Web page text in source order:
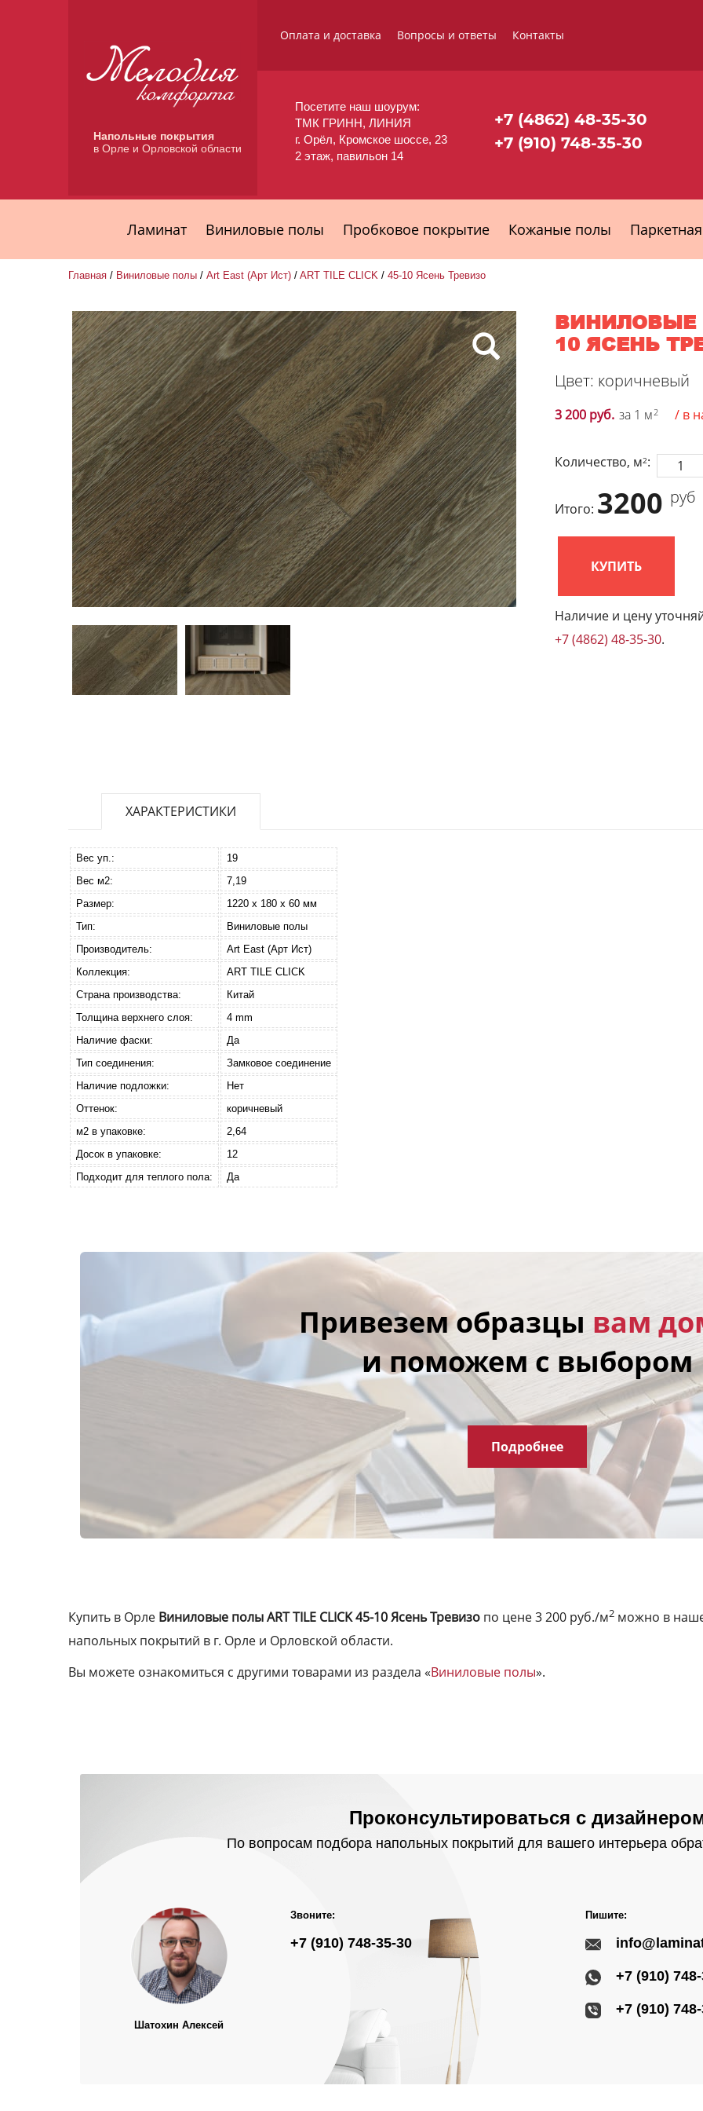
Напольные покрытия
в Орле и Орловской области
Оплата и доставка Вопросы и ответы Контакты
Посетите наш шоурум:
ТМК ГРИНН, ЛИНИЯ
г. Орёл, Кромское шоссе, 23
2 этаж, павильон 14
+7 (4862) 48-35-30
+7 (910) 748-35-30
Ламинат Виниловые полы Пробковое покрытие Кожаные полы
Главная / Виниловые полы / Art East (Арт Ист) / ART TILE CLICK / 45-10 Ясень Тревизо
ВИНИЛОВЫЕ
10 ЯСЕНЬ
Цвет: коричневый
3 200 руб. за 1 м2 / в
Количество, м2:
Итого: 3200 руб
КУПИТЬ
Наличие и цену
+7 (4862) 48-35-30.
ХАРАКТЕРИСТИКИ
Вес уп.:
19
Вес м2:
7,19
Размер:
1220 х 180 х 60 мм
Тип:
Виниловые полы
Производитель:
Art East (Арт Ист)
Коллекция:
ART TILE CLICK
Страна производства:
Китай
Толщина верхнего слоя:
4 mm
Наличие фаски:
Да
Тип соединения:
Замковое соединение
Наличие подложки:
Нет
Оттенок:
коричневый
м2 в упаковке:
2,64
Досок в упаковке:
12
Подходит для теплого пола:
Да
Привезем образцы вам
и поможем с выбором
Подробнее
Купить в Орле Виниловые полы ART TILE CLICK 45-10 Ясень Тревизо по цене 3 200 руб./м2 можно в
напольных покрытий в г. Орле и Орловской области.
Вы можете ознакомиться с другими товарами из раздела «Виниловые полы».
Проконсультироваться с
По вопросам подбора напольных покрытий для вашего интерьера
Шатохин Алексей
Звоните:
+7 (910) 748-35-30
Пишите:
+7 (910)
+7 (910)